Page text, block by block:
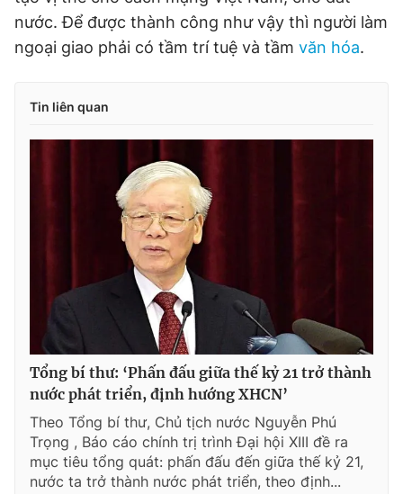
nước. Để được thành công như vậy thì người làm
ngoại giao phải có tầm trí tuệ và tầm văn hóa.
Tin liên quan
Tổng bí thư: ‘Phấn đấu giữa thế kỷ 21 trở thành
nước phát triển, định hướng XHCN’
Theo Tổng bí thư, Chủ tịch nước Nguyễn Phú
Trọng , Báo cáo chính trị trình Đại hội XIII đề ra
mục tiêu tổng quát: phấn đấu đến giữa thế kỷ 21,
nước ta trở thành nước phát triển, theo định...